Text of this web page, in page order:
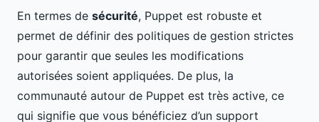
En termes de sécurité, Puppet est robuste et
permet de définir des politiques de gestion strictes
pour garantir que seules les modifications
autorisées soient appliquées. De plus, la
communauté autour de Puppet est très active, ce
qui signifie que vous bénéficiez d’un support